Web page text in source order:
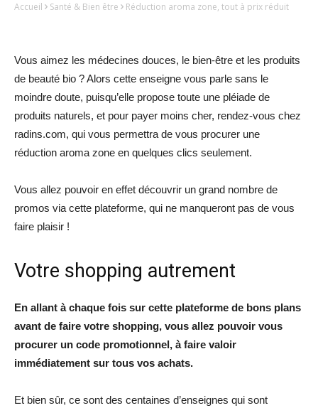
Accueil Santé & Bien être Réduction aroma zone, tout à prix réduit
Vous aimez les médecines douces, le bien-être et les produits
de beauté bio ? Alors cette enseigne vous parle sans le
moindre doute, puisqu’elle propose toute une pléiade de
produits naturels, et pour payer moins cher, rendez-vous chez
radins.com, qui vous permettra de vous procurer une
réduction aroma zone en quelques clics seulement.
Vous allez pouvoir en effet découvrir un grand nombre de
promos via cette plateforme, qui ne manqueront pas de vous
faire plaisir !
Votre shopping autrement
En allant à chaque fois sur cette plateforme de bons plans
avant de faire votre shopping, vous allez pouvoir vous
procurer un code promotionnel, à faire valoir
immédiatement sur tous vos achats.
Et bien sûr, ce sont des centaines d’enseignes qui sont